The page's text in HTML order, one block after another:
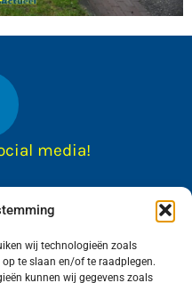
wij technologieën zoals
te slaan en/of te raadplegen.
kunnen wij gegevens zoals
media!